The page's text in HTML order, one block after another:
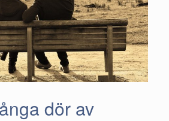
dör av